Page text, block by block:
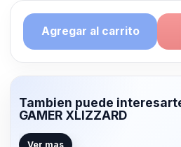
Agregar al carrito
Tambien puede
GAMER XLIZZARD
Ver mas